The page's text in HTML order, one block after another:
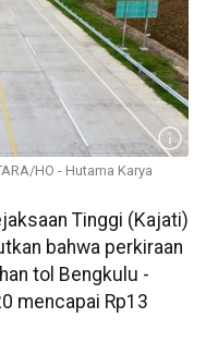
HO - Hutama Karya
Tinggi (Kajati)
bahwa perkiraan
tol Bengkulu -
mencapai Rp13